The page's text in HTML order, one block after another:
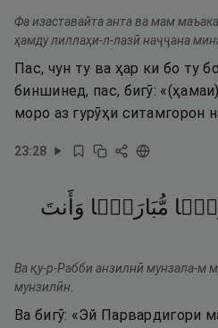
Фа изаставайта анта ва мам
ҳамду лиллаҳи-л-лазӣ наҷҷана
Пас, чун ту ва ҳар ки бо ту
биншинед, пас, бигӯ:
моро аз гурӯҳи ситамгорон
23:28
مُّبَارَكًۭا وَأَنتَ
Ва қу-р-Рабби анзилнӣ мунзала-м
мунзилӣн.
Ва бигӯ: «Эй Парвардигори